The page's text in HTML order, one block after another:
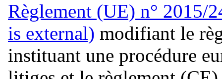
Règlement (UE) n° 2015/
is external) modifiant le
instituant une procédure